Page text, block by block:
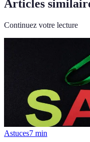
Articles
Continuez votre lecture
Astuces7 min